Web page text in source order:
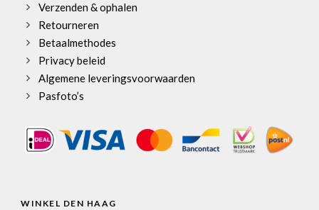
Verzenden & ophalen
Retourneren
Betaalmethodes
Privacy beleid
Algemene leveringsvoorwaarden
Pasfoto’s
WINKEL DEN HAAG